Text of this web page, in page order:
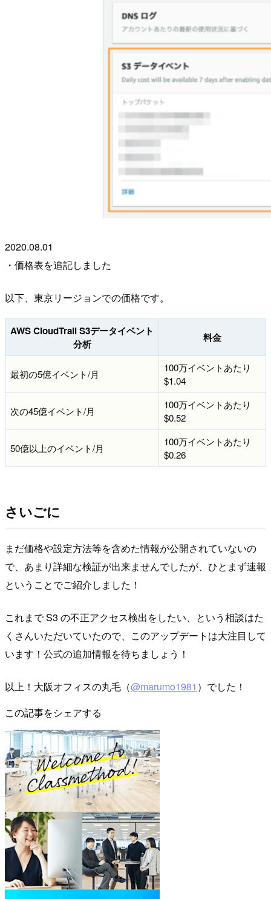
2020.08.01
・価格表を追記しました
以下、東京リージョンでの価格です。
AWS CloudTrail S3データイベント
分析
料金
最初の5億イベント/月
100万イベントあたり
$1.04
次の45億イベント/月
100万イベントあたり
$0.52
50億以上のイベント/月
100万イベントあたり
$0.26
さいごに
まだ価格や設定方法等を含めた情報が公開されていないの
で、あまり詳細な検証が出来ませんでしたが、ひとまず速報
ということでご紹介しました！
これまで S3 の不正アクセス検出をしたい、という相談はた
くさんいただいていたので、このアップデートは大注目して
います！公式の追加情報を待ちましょう！
以上！大阪オフィスの丸毛（@marumo1981 ）でした！
この記事をシェアする